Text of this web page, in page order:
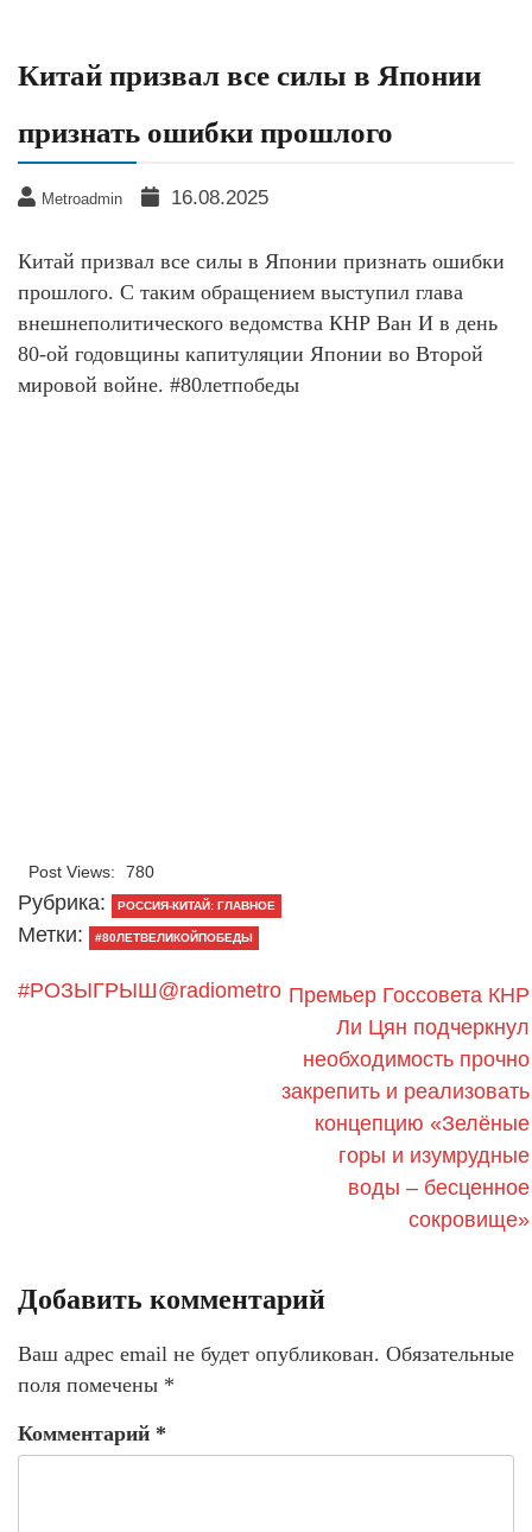
Китай призвал все силы в Японии
признать ошибки прошлого
Metroadmin 16.08.2025
Китай призвал все силы в Японии признать ошибки
прошлого. С таким обращением выступил глава
внешнеполитического ведомства КНР Ван И в день
80-ой годовщины капитуляции Японии во Второй
мировой войне. #80летпобеды
Post Views: 780
Рубрика: РОССИЯ-КИТАЙ: ГЛАВНОЕ
Метки: #80ЛЕТВЕЛИКОЙПОБЕДЫ
#РОЗЫГРЫШ@radiometro Премьер Госсовета КНР
Ли Цян подчеркнул
необходимость прочно
закрепить и реализовать
концепцию «Зелёные
горы и изумрудные
воды – бесценное
сокровище»
Добавить комментарий
Ваш адрес email не будет опубликован. Обязательные
поля помечены *
Комментарий *